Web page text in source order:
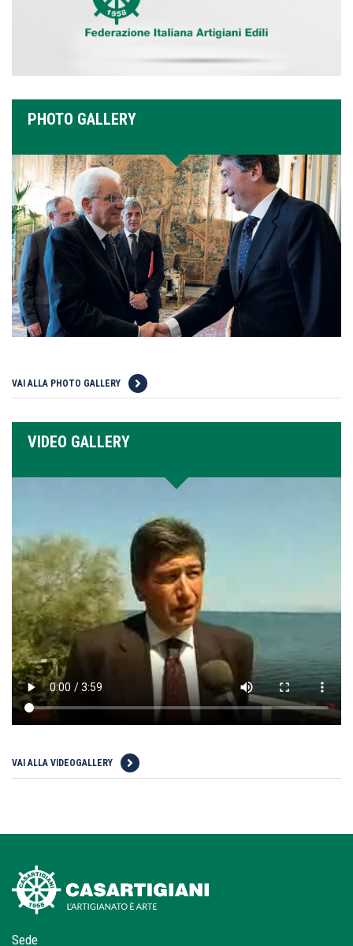
PHOTO GALLERY
VAI ALLA PHOTO GALLERY
VIDEO GALLERY
VAI ALLA VIDEOGALLERY
Sede